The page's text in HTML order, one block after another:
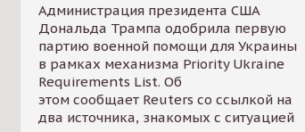
Администрация президента США
Дональда Трампа одобрила первую
партию военной помощи для Украины
в рамках механизма Priority Ukraine
Requirements List. Об
этом сообщает Reuters со ссылкой на
два источника, знакомых с ситуацией